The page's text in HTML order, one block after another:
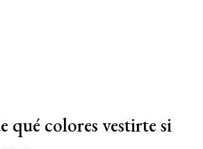
qué colores vestirte si